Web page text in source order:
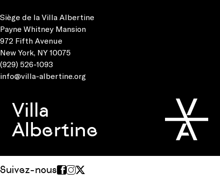
Siège de la Villa Albertine
Payne Whitney Mansion
972 Fifth Avenue
New York, NY 10075
(929) 526-1093
info@villa-albertine.org
Villa
Albertine
Suivez-nous